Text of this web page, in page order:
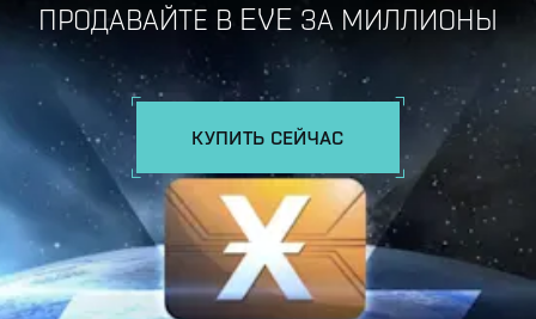
ПРОДАВАЙТЕ В EVE ЗА МИЛЛИОНЫ
КУПИТЬ СЕЙЧАС